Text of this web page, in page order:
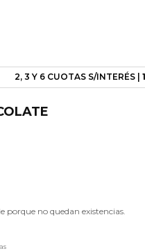
2, 3 Y 6 CUOTAS S/INTERÉS |
porque no quedan existencias.